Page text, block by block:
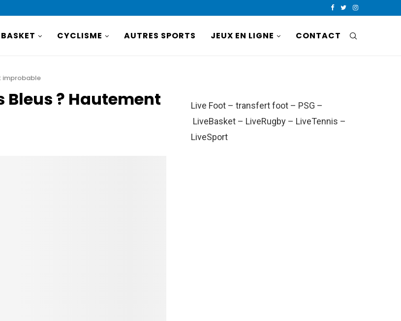
BASKET CYCLISME AUTRES SPORTS JEUX EN LIGNE CONTACT
improbable
Bleus ? Hautement
Live Foot – transfert foot – PSG –
LiveBasket – LiveRugby – LiveTennis –
LiveSport